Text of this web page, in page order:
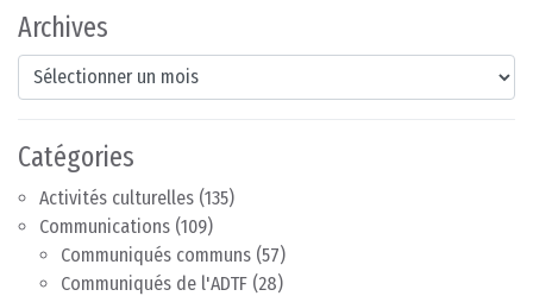
Archives
Archives
Catégories
Activités culturelles (135)
Communications (109)
Communiqués communs (57)
Communiqués de l'ADTF (28)